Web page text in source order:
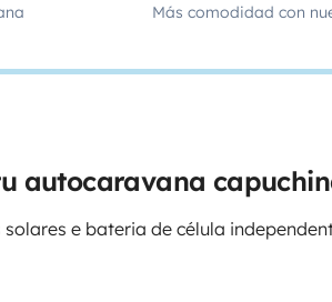
Más comodidad con
autocaravana
e bateria de célula